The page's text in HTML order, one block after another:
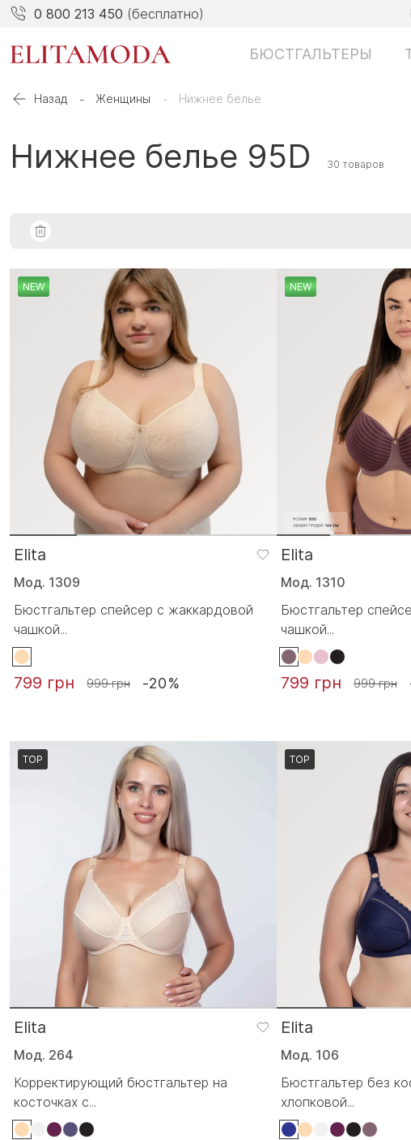
0 800 213 450 (бесплатно)
БЮСТГАЛЬТЕРЫ
Назад Женщины Нижнее белье
Нижнее белье 95D 30 товаров
NEW
Elita
Мод. 1309
Бюстгальтер спейсер с жаккардовой
чашкой...
799 грн 999 грн -20%
NEW
Elita
Мод. 1310
Бюстгальтер
чашкой...
799 грн 999 грн
TOP
Elita
Мод. 264
Корректирующий бюстгальтер на
косточках с...
TOP
Elita
Мод. 106
Бюстгальтер без
хлопковой...